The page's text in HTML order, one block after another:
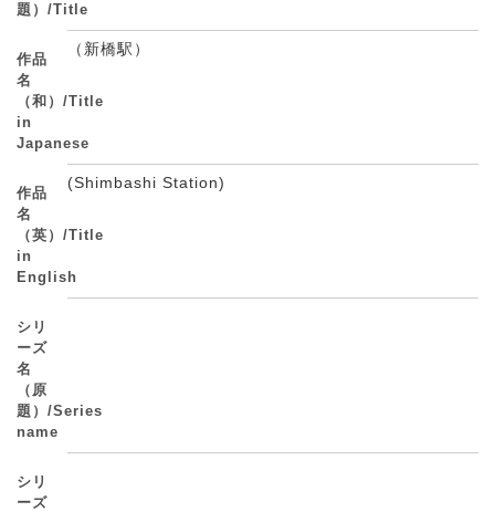
題）/Title
作品
名
（和）/Title
in
Japanese
（新橋駅）
作品
名
（英）/Title
in
English
(Shimbashi Station)
シリ
ーズ
名
（原
題）/Series
name
シリ
ーズ